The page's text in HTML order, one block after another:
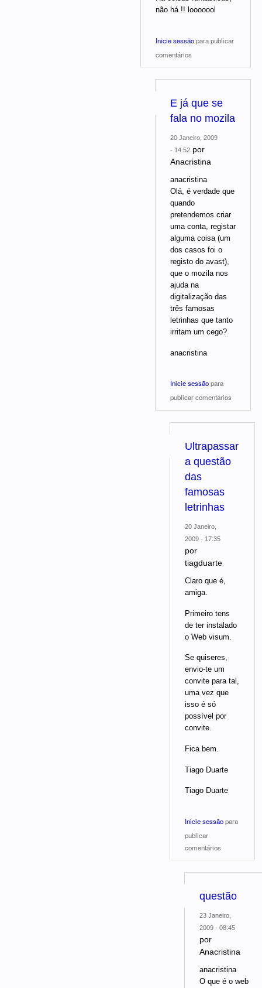
não há !! looooool
Inicie sessãopara publicar
comentários
E já que se
fala no mozila
20 Janeiro, 2009
- 14:52 por
Anacristina
anacristina
Olá, é verdade que
quando
pretendemos criar
uma conta, registar
alguma coisa (um
dos casos foi o
registo do avast),
que o mozila nos
ajuda na
digitalização das
três famosas
letrinhas que tanto
irritam um cego?
anacristina
Inicie sessãopara
publicar comentários
Ultrapassar
a questão
das
famosas
letrinhas
20 Janeiro,
2009 - 17:35
por
tiagduarte
Claro que é,
amiga.
Primeiro tens
de ter instalado
o Web visum.
Se quiseres,
envio-te um
convite para tal,
uma vez que
isso é só
possível por
convite.
Fica bem.
Tiago Duarte
Tiago Duarte
Inicie sessãopara
publicar
comentários
questão
23 Janeiro,
2009 - 08:45
por
Anacristina
anacristina
O que é o web